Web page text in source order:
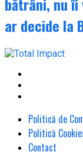
ar decide la
Politică de
Politică
Contact